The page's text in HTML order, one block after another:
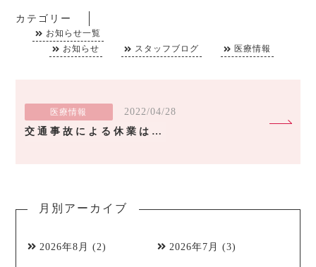
カテゴリー
お知らせ一覧
お知らせ
スタッフブログ 医療情報
医療情報
2022/04/28
交通事故による休業はどう補償される？
月別アーカイブ
2026年8月 (2) 2026年7月 (3)